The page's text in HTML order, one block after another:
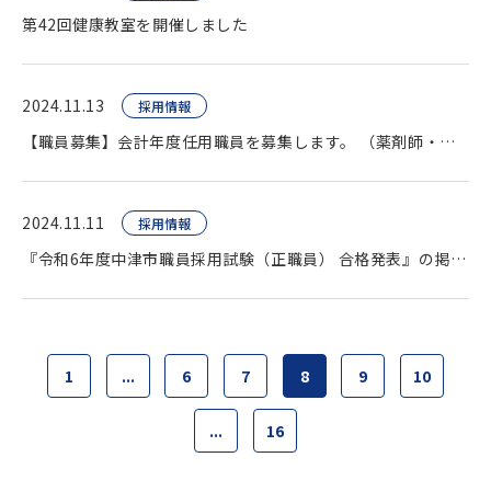
第42回健康教室を開催しました
2024.11.13 採用情報
【職員募集】会計年度任用職員を募集します。 （薬剤師・臨床検査技師・看護師ほか）
2024.11.11 採用情報
『令和6年度中津市職員採用試験（正職員） 合格発表』の掲載をいたしました。
1 ... 6 7 8 9 10
... 16